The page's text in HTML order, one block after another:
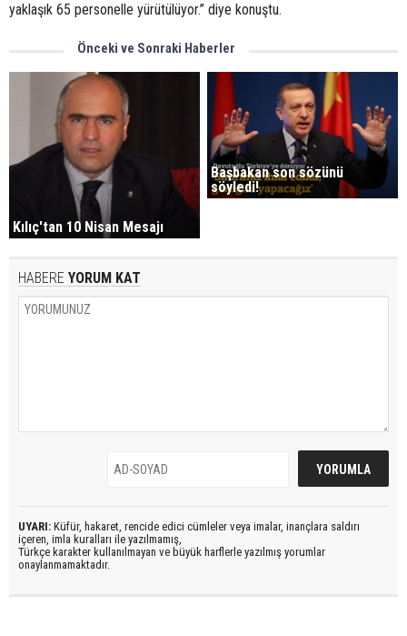
yaklaşık 65 personelle yürütülüyor.” diye konuştu.
Önceki ve Sonraki Haberler
Kılıç'tan 10 Nisan Mesajı
Başbakan son sözünü
söyledi!
HABERE YORUM KAT
UYARI: Küfür, hakaret, rencide edici cümleler veya imalar, inançlara saldırı
içeren, imla kuralları ile yazılmamış,
Türkçe karakter kullanılmayan ve büyük harflerle yazılmış yorumlar
onaylanmamaktadır.